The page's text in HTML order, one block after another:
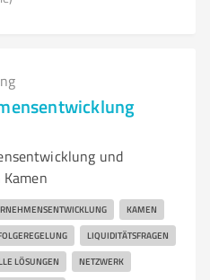
und
KAMEN
LIQUIDITÄTSFRAGEN
LÖSUNGEN NETZWERK